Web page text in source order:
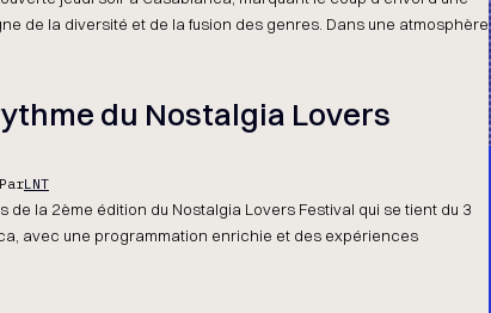
de la diversité et de la fusion des genres. Dans une atmosphère
du Nostalgia Lovers
ParLNT
de la 2ème édition du Nostalgia Lovers Festival qui se tient du 3
avec une programmation enrichie et des expériences